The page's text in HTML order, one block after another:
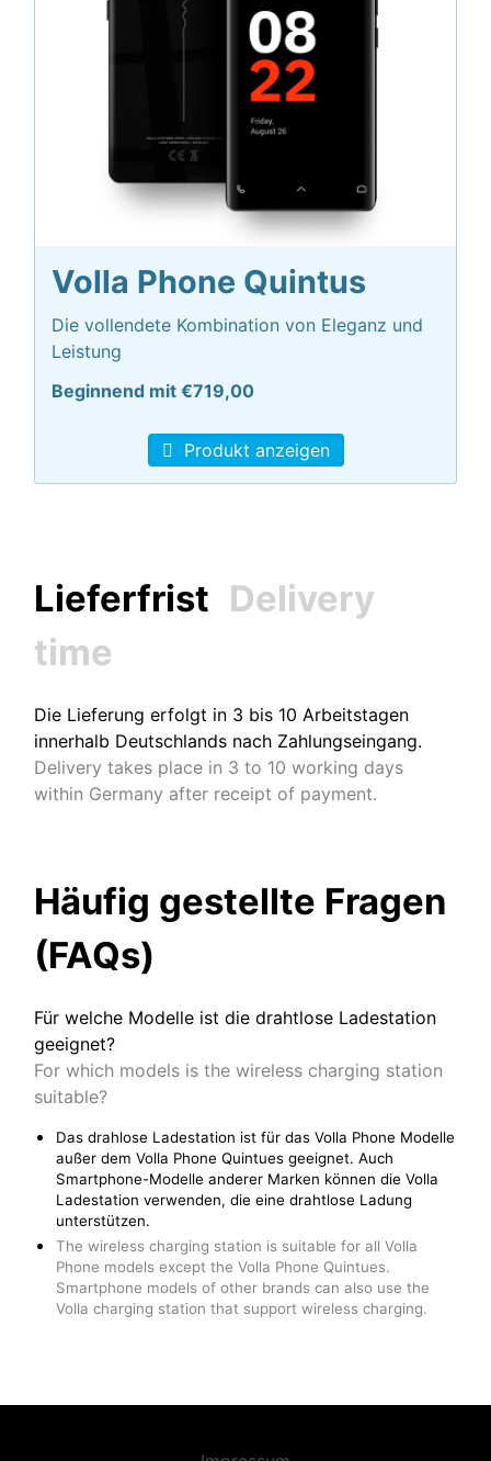
Volla Phone Quintus
Die vollendete Kombination von Eleganz und
Leistung
Beginnend mit €719,00
Produkt anzeigen
Lieferfrist Delivery
time
Die Lieferung erfolgt in 3 bis 10 Arbeitstagen
innerhalb Deutschlands nach Zahlungseingang.
Delivery takes place in 3 to 10 working days
within Germany after receipt of payment.
Häufig gestellte Fragen
(FAQs)
Für welche Modelle ist die drahtlose Ladestation
geeignet?
For which models is the wireless charging station
suitable?
Das drahlose Ladestation ist für das Volla Phone Modelle
außer dem Volla Phone Quintues geeignet. Auch
Smartphone-Modelle anderer Marken können die Volla
Ladestation verwenden, die eine drahtlose Ladung
unterstützen.
The wireless charging station is suitable for all Volla
Phone models except the Volla Phone Quintues.
Smartphone models of other brands can also use the
Volla charging station that support wireless charging.